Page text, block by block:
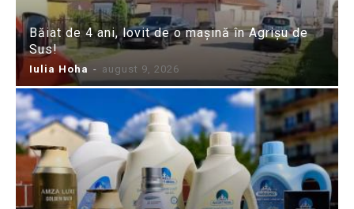
Băiat de 4 ani, lovit de o mașină în Agrișu de
Sus!
Iulia Hoha - august 9, 2026